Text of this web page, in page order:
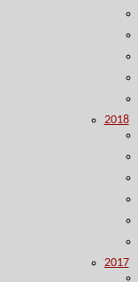
2018
2017